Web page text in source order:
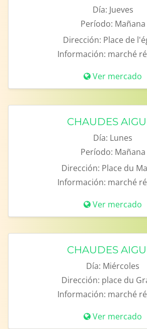
Día: Jueves
Período: Mañana
Dirección: Place de
Información: marché
Ver mercado
CHAUDES
Día: Lunes
Período: Mañana
Dirección: Place du
Información: marché
Ver mercado
CHAUDES
Día: Miércoles
Dirección: place du
Información: marché
Ver mercado